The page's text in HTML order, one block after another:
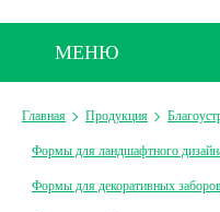
МЕНЮ
Главная Продукция
Формы для ландшафтного
Формы для декоративных